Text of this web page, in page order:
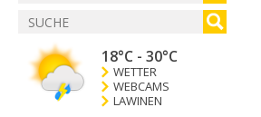
18°C - 30°C
WETTER
WEBCAMS
LAWINEN